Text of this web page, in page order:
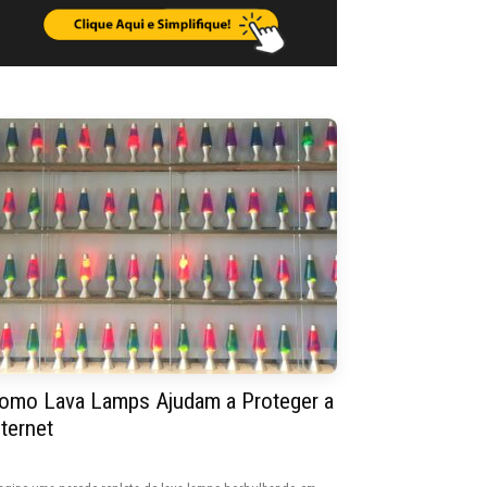
Lava Lamps Ajudam a Proteger a